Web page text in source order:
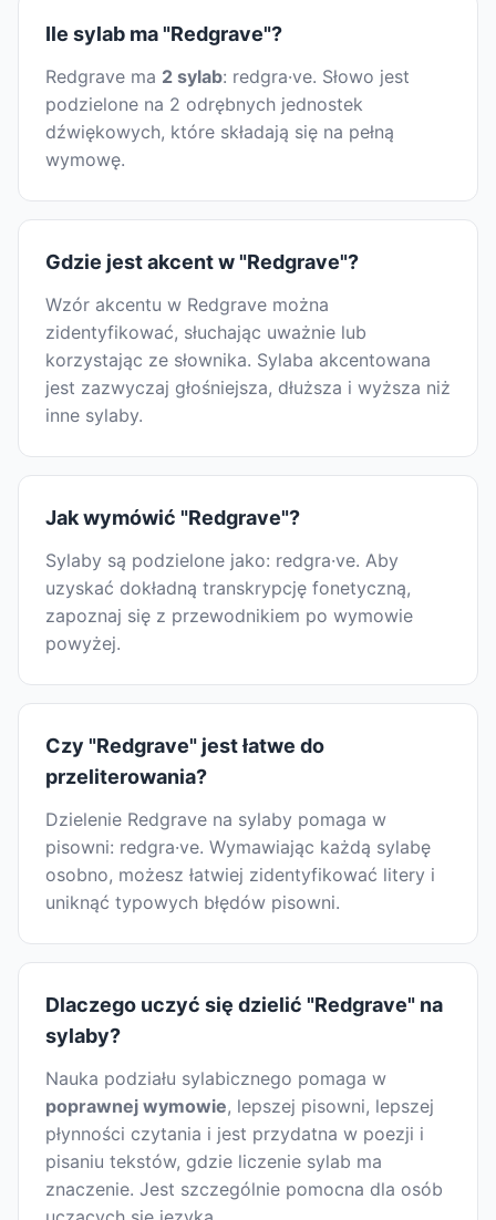
Ile sylab ma "Redgrave"?
Redgrave ma 2 sylab: redgra·ve. Słowo jest
podzielone na 2 odrębnych jednostek
dźwiękowych, które składają się na pełną
wymowę.
Gdzie jest akcent w "Redgrave"?
Wzór akcentu w Redgrave można
zidentyfikować, słuchając uważnie lub
korzystając ze słownika. Sylaba akcentowana
jest zazwyczaj głośniejsza, dłuższa i wyższa niż
inne sylaby.
Jak wymówić "Redgrave"?
Sylaby są podzielone jako: redgra·ve. Aby
uzyskać dokładną transkrypcję fonetyczną,
zapoznaj się z przewodnikiem po wymowie
powyżej.
Czy "Redgrave" jest łatwe do
przeliterowania?
Dzielenie Redgrave na sylaby pomaga w
pisowni: redgra·ve. Wymawiając każdą sylabę
osobno, możesz łatwiej zidentyfikować litery i
uniknąć typowych błędów pisowni.
Dlaczego uczyć się dzielić "Redgrave" na
sylaby?
Nauka podziału sylabicznego pomaga w
poprawnej wymowie, lepszej pisowni, lepszej
płynności czytania i jest przydatna w poezji i
pisaniu tekstów, gdzie liczenie sylab ma
znaczenie. Jest szczególnie pomocna dla osób